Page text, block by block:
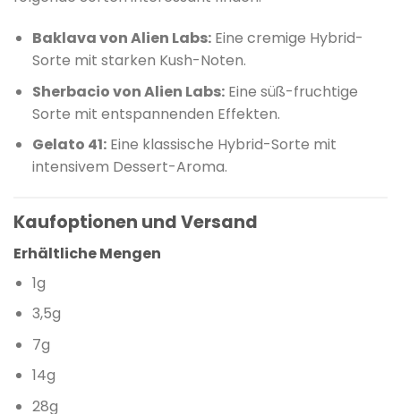
Baklava von Alien Labs:Eine cremige Hybrid-
Sorte mit starken Kush-Noten.
Sherbacio von Alien Labs:Eine süß-fruchtige
Sorte mit entspannenden Effekten.
Gelato 41:Eine klassische Hybrid-Sorte mit
intensivem Dessert-Aroma.
Kaufoptionen und Versand
Erhältliche Mengen
1g
3,5g
7g
14g
28g